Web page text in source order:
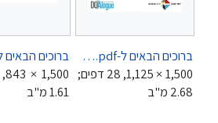
ברוכים הבאים ל-VUCA.pdf
1,500 × 1,125, 28 דפים;
2.68 מ"ב
1.61 מ"ב